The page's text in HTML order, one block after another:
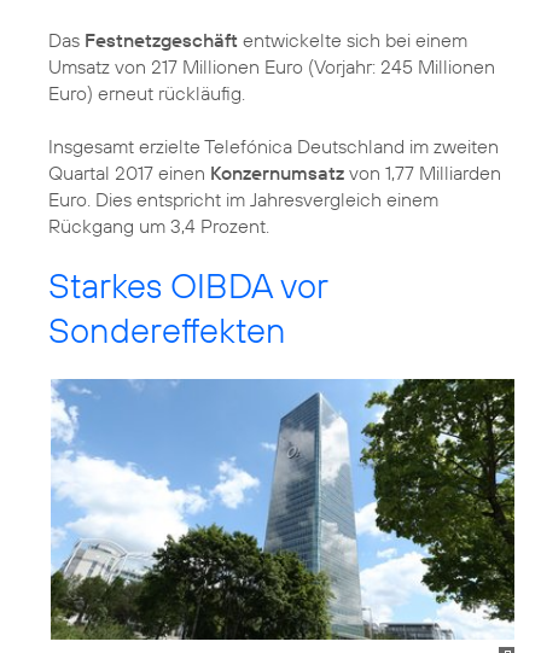
Das Festnetzgeschäft entwickelte sich bei einem
Umsatz von 217 Millionen Euro (Vorjahr: 245 Millionen
Euro) erneut rückläufig.
Insgesamt erzielte Telefónica Deutschland im zweiten
Quartal 2017 einen Konzernumsatz von 1,77 Milliarden
Euro. Dies entspricht im Jahresvergleich einem
Rückgang um 3,4 Prozent.
Starkes OIBDA vor
Sondereffekten